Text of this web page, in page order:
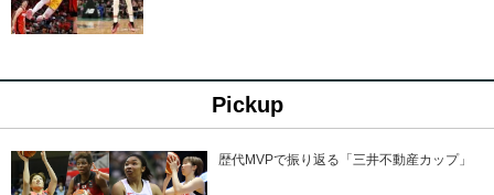
Pickup
歴代MVPで振り返る「三井不動産カップ」